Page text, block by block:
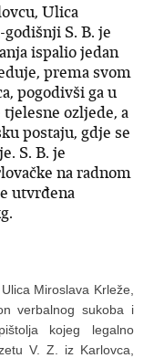
Ulica
S. B. je
ispalio jedan
prema svom
pogodivši ga u
ozljede, a
postaju, gdje se
S. B. je
na radnom
utvrđena
Miroslava Krleže,
verbalnog sukoba i
kojeg legalno
V. Z. iz Karlovca,